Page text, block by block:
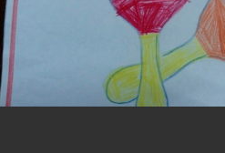
Мемориальные музеи семьи
Ульяновых
«Домики на Стрелецкой»